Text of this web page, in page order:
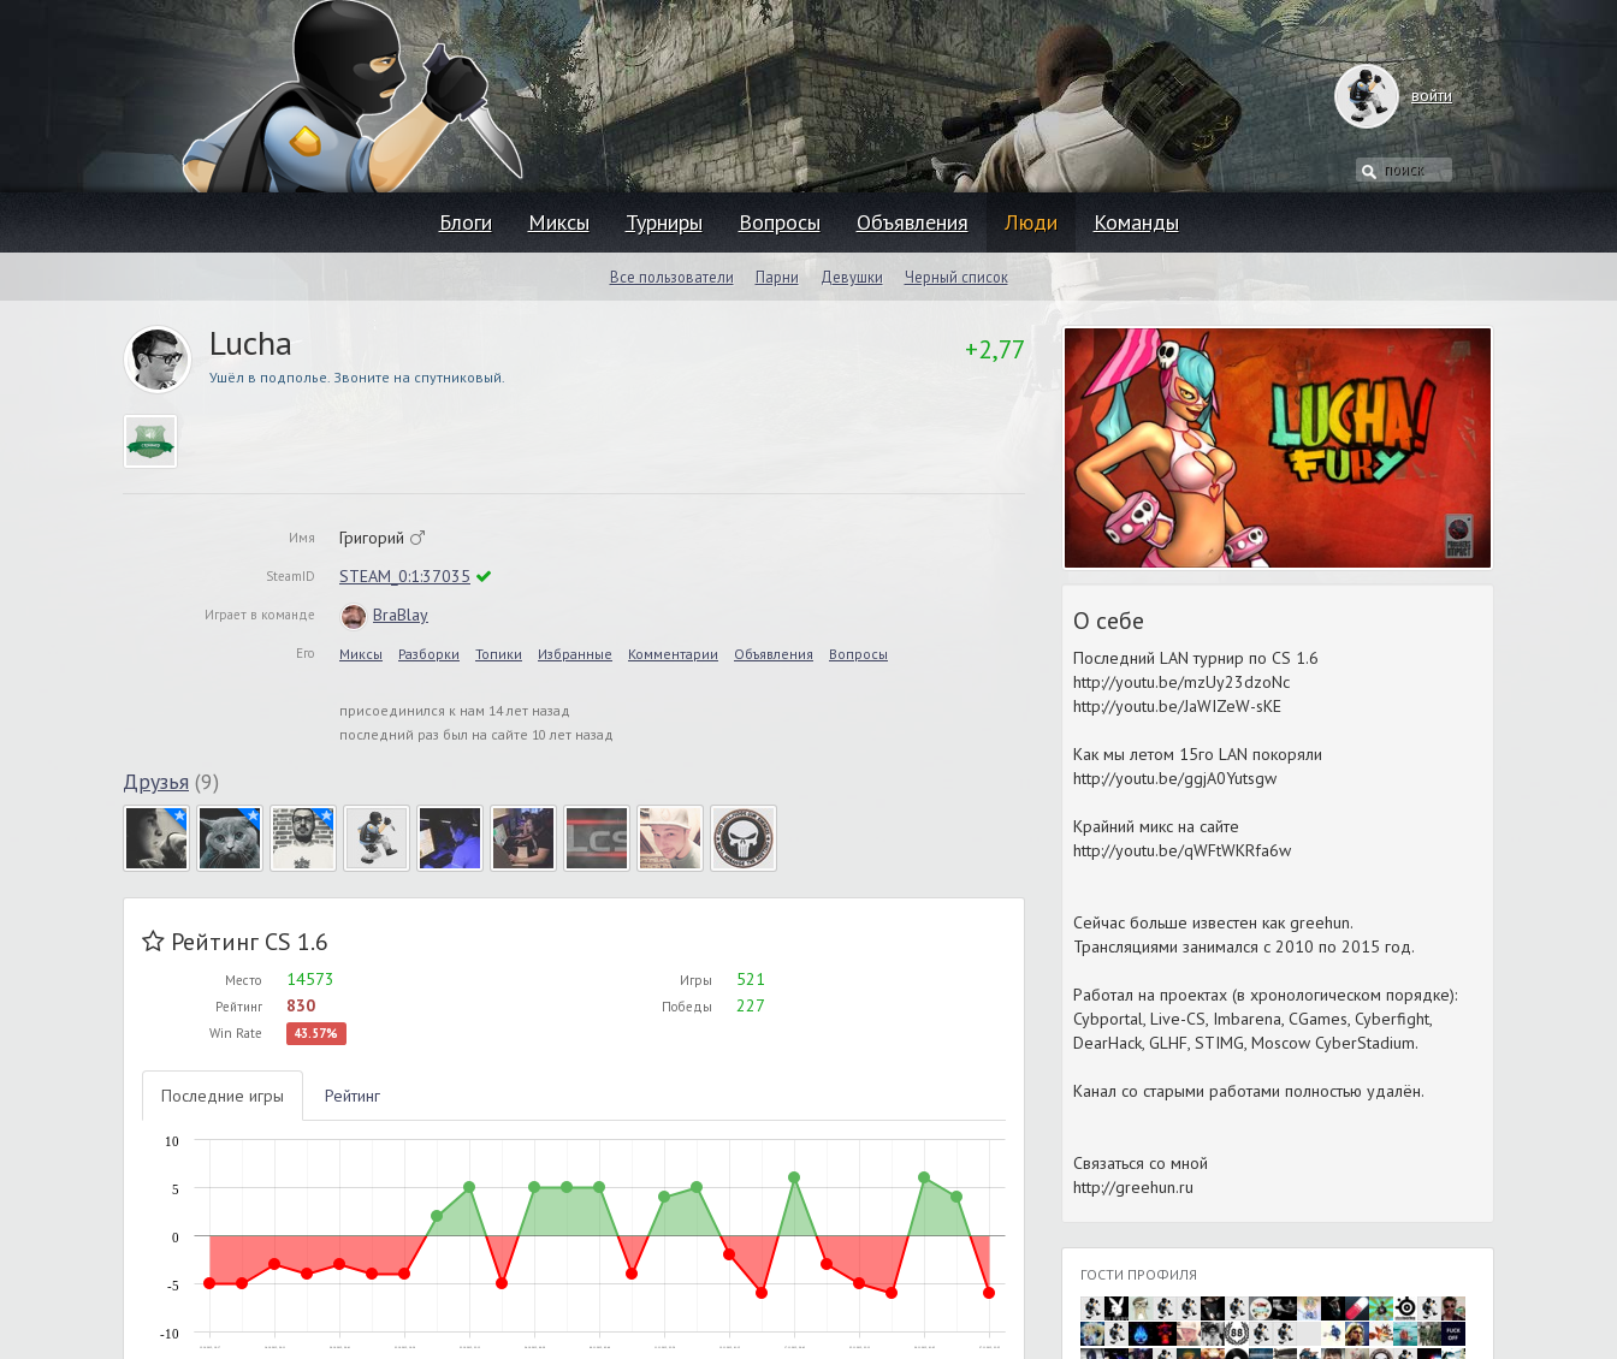
войти
Блоги Миксы Турниры Вопросы Объявления Люди Команды
Все пользователи Парни Девушки Черный список
Lucha
Ушёл в подполье. Звоните на спутниковый.
+2,77
Имя Григорий
SteamID STEAM_0:1:37035
Играет в команде BraBlay
Его Миксы Разборки Топики Избранные Комментарии Объявления Вопросы
присоединился к нам 14 лет назад
последний раз был на сайте 10 лет назад
Друзья (9)
Рейтинг CS 1.6
Место 14573
Рейтинг 830
Win Rate 43.57%
Игры 521
Победы 227
Последние игры Рейтинг
13.10.2015, 19:17 14.10.2015, 20:11 20.10.2015, 20:41 23.10.2015, 16:30 23.10.2015, 23:13 24.10.2015, 00:29 06.11.2015, 02:40 11.11.2015, 23:56 12.11.2015, 01:15 17.11.2015, 20:43 25.11.2015, 23:13 26.11.2015, 01:05 27.11.2015, 23:25
-10
-5
0
5
10
О себе
Последний LAN турнир по CS 1.6
http://youtu.be/mzUy23dzoNc
http://youtu.be/JaWIZeW-sKE
Как мы летом 15го LAN покоряли
http://youtu.be/ggjA0Yutsgw
Крайний микс на сайте
http://youtu.be/qWFtWKRfa6w
Сейчас больше известен как greehun.
Трансляциями занимался с 2010 по 2015 год.
Работал на проектах (в хронологическом порядке):
Cybportal, Live-CS, Imbarena, CGames, Cyberfight,
DearHack, GLHF, STIMG, Moscow CyberStadium.
Канал со старыми работами полностью удалён.
Связаться со мной
http://greehun.ru
ГОСТИ ПРОФИЛЯ